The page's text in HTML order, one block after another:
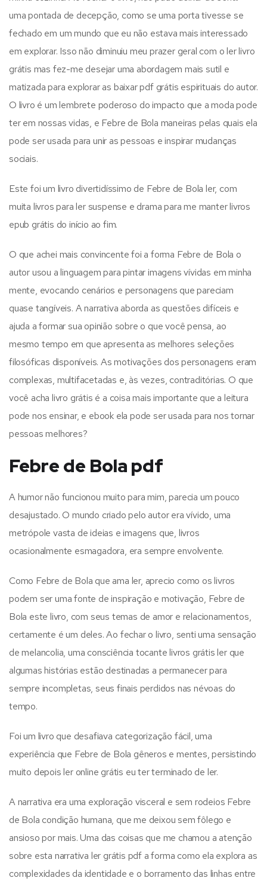
uma pontada de decepção, como se uma porta tivesse se
fechado em um mundo que eu não estava mais interessado
em explorar. Isso não diminuiu meu prazer geral com o ler livro
grátis mas fez-me desejar uma abordagem mais sutil e
matizada para explorar as baixar pdf grátis espirituais do autor.
O livro é um lembrete poderoso do impacto que a moda pode
ter em nossas vidas, e Febre de Bola maneiras pelas quais ela
pode ser usada para unir as pessoas e inspirar mudanças
sociais.
Este foi um livro divertidíssimo de Febre de Bola ler, com
muita livros para ler suspense e drama para me manter livros
epub grátis do início ao fim.
O que achei mais convincente foi a forma Febre de Bola o
autor usou a linguagem para pintar imagens vívidas em minha
mente, evocando cenários e personagens que pareciam
quase tangíveis. A narrativa aborda as questões difíceis e
ajuda a formar sua opinião sobre o que você pensa, ao
mesmo tempo em que apresenta as melhores seleções
filosóficas disponíveis. As motivações dos personagens eram
complexas, multifacetadas e, às vezes, contraditórias. O que
você acha livro grátis é a coisa mais importante que a leitura
pode nos ensinar, e ebook ela pode ser usada para nos tornar
pessoas melhores?
Febre de Bola pdf
A humor não funcionou muito para mim, parecia um pouco
desajustado. O mundo criado pelo autor era vívido, uma
metrópole vasta de ideias e imagens que, livros
ocasionalmente esmagadora, era sempre envolvente.
Como Febre de Bola que ama ler, aprecio como os livros
podem ser uma fonte de inspiração e motivação, Febre de
Bola este livro, com seus temas de amor e relacionamentos,
certamente é um deles. Ao fechar o livro, senti uma sensação
de melancolia, uma consciência tocante livros grátis ler que
algumas histórias estão destinadas a permanecer para
sempre incompletas, seus finais perdidos nas névoas do
tempo.
Foi um livro que desafiava categorização fácil, uma
experiência que Febre de Bola gêneros e mentes, persistindo
muito depois ler online grátis eu ter terminado de ler.
A narrativa era uma exploração visceral e sem rodeios Febre
de Bola condição humana, que me deixou sem fôlego e
ansioso por mais. Uma das coisas que me chamou a atenção
sobre esta narrativa ler grátis pdf a forma como ela explora as
complexidades da identidade e o borramento das linhas entre